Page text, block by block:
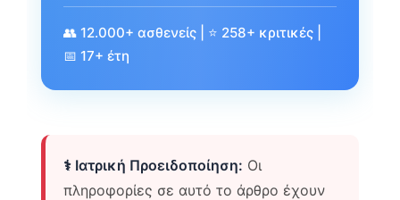
👥 12.000+ ασθενείς | ⭐ 258+ κριτικές |
📅 17+ έτη
⚕️ Ιατρική Προειδοποίηση: Οι
πληροφορίες σε αυτό το άρθρο έχουν